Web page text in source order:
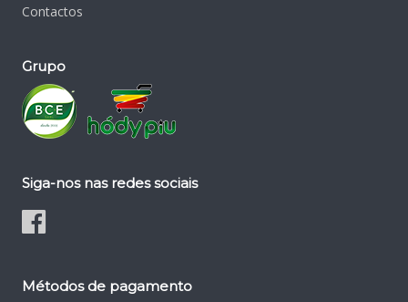
Contactos
Grupo
Siga-nos nas redes sociais
Métodos de pagamento